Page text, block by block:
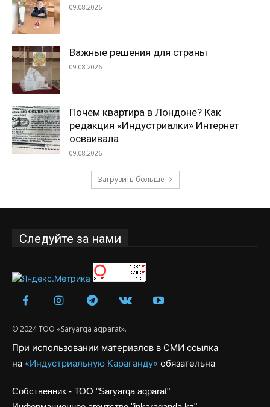
09.08.2026
Важные решения для страны
09.08.2026
Почем квартира в Лондоне? Как
редакция «Индустриалки» Интернет
осваивала
09.08.2026
Загрузить больше
Следуйте за нами
© 2024 ТОО «Saryarqa aqparat».
При использовании материалов в СМИ ссылка
на «Индустриальную Караганду» обязательна
Собственник - ТОО "Saryarqa aqparat"